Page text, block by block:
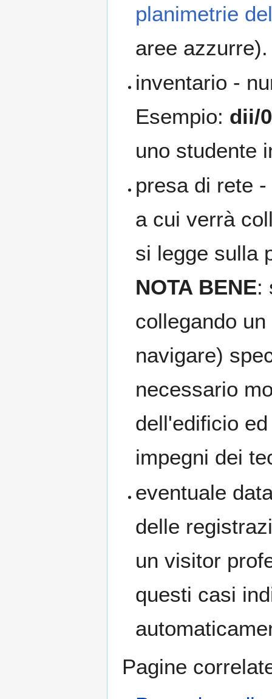
planimetrie
aree azzurre).
inventario -
Esempio: dii/
uno studente
presa di rete
a cui verrà
si legge sulla
NOTA BENE:
collegando
navigare)
necessario
dell'edificio
impegni dei
eventuale
delle
un visitor
questi casi
Pagine